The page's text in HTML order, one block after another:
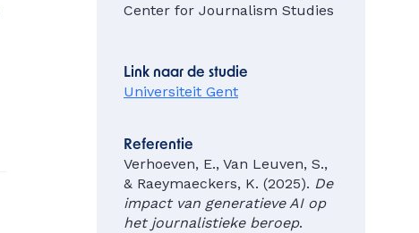
Center for Journalism Studies
Link naar de studie
Universiteit Gent
Referentie
Verhoeven, E., Van Leuven, S.,
& Raeymaeckers, K. (2025). De
impact van generatieve AI op
het journalistieke beroep.